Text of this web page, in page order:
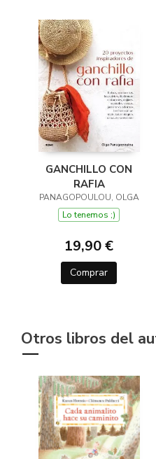
GANCHILLO CON
RAFIA
PANAGOPOULOU, OLGA
Lo tenemos ;)
19,90 €
Comprar
Otros libros del